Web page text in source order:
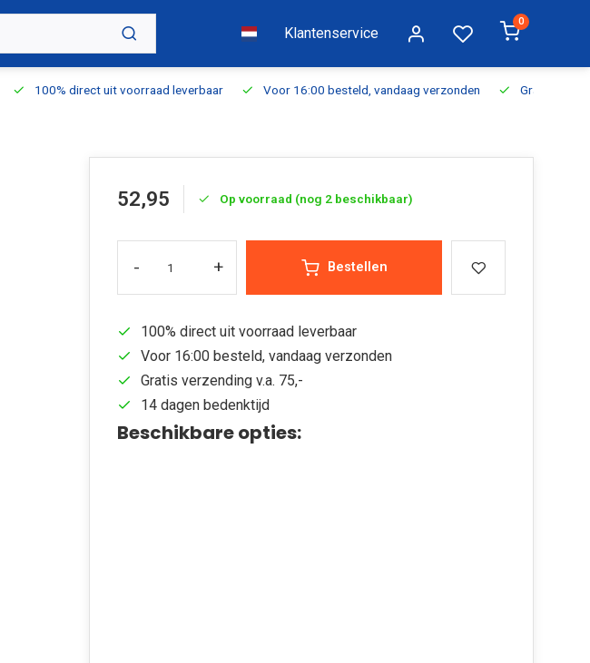
Klantenservice
0
100% direct uit voorraad leverbaar Voor 16:00 besteld, vandaag verzonden Gratis
52,95 Op voorraad (nog 2 beschikbaar)
- + Bestellen
100% direct uit voorraad leverbaar
Voor 16:00 besteld, vandaag verzonden
Gratis verzending v.a. 75,-
14 dagen bedenktijd
Beschikbare opties: